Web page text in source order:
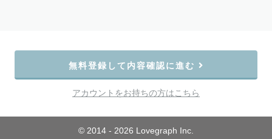
無料登録して内容確認に進む
アカウントをお持ちの方はこちら
© 2014 - 2026 Lovegraph Inc.